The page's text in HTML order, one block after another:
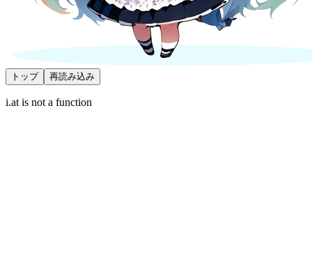
トップ 再読み込み
i.at is not a function